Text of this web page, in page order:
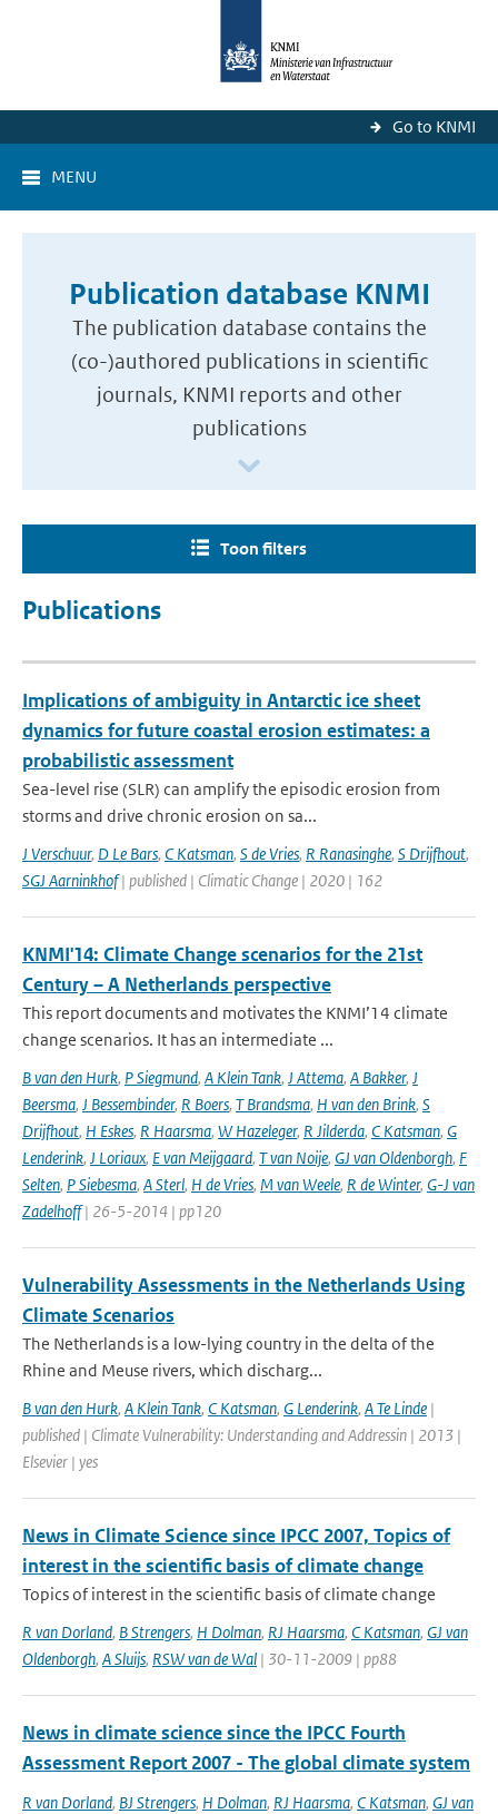
Go to KNMI
MENU
Publication database KNMI
The publication database contains the
(co-)authored publications in scientific
journals, KNMI reports and other
publications
Toon filters
Publications
Implications of ambiguity in Antarctic ice sheet
dynamics for future coastal erosion estimates: a
probabilistic assessment
Sea-level rise (SLR) can amplify the episodic erosion from
storms and drive chronic erosion on sa...
J Verschuur, D Le Bars, C Katsman, S de Vries, R Ranasinghe, S Drijfhout,
SGJ Aarninkhof| published | Climatic Change | 2020 | 162
KNMI'14: Climate Change scenarios for the 21st
Century – A Netherlands perspective
This report documents and motivates the KNMI’14 climate
change scenarios. It has an intermediate ...
B van den Hurk, P Siegmund, A Klein Tank, J Attema, A Bakker, J
Beersma, J Bessembinder, R Boers, T Brandsma, H van den Brink, S
Drijfhout, H Eskes, R Haarsma, W Hazeleger, R Jilderda, C Katsman, G
Lenderink, J Loriaux, E van Meijgaard, T van Noije, GJ van Oldenborgh, F
Selten, P Siebesma, A Sterl, H de Vries, M van Weele, R de Winter, G-J van
Zadelhoff| 26-5-2014 | pp120
Vulnerability Assessments in the Netherlands Using
Climate Scenarios
The Netherlands is a low-lying country in the delta of the
Rhine and Meuse rivers, which discharg...
B van den Hurk, A Klein Tank, C Katsman, G Lenderink, A Te Linde |
published | Climate Vulnerability: Understanding and Addressin | 2013 |
Elsevier | yes
News in Climate Science since IPCC 2007, Topics of
interest in the scientific basis of climate change
Topics of interest in the scientific basis of climate change
R van Dorland, B Strengers, H Dolman, RJ Haarsma, C Katsman, GJ van
Oldenborgh, A Sluijs, RSW van de Wal | 30-11-2009 | pp88
News in climate science since the IPCC Fourth
Assessment Report 2007 - The global climate system
R van Dorland, BJ Strengers, H Dolman, RJ Haarsma, C Katsman, GJ van